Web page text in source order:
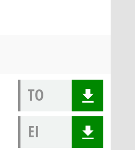
TO
EI